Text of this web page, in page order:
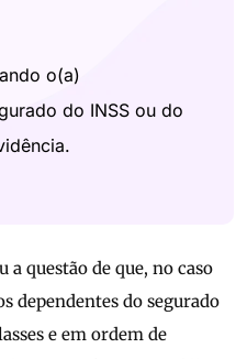
o(a)
do INSS ou do
a questão de que, no caso
dependentes do segurado
e em ordem de